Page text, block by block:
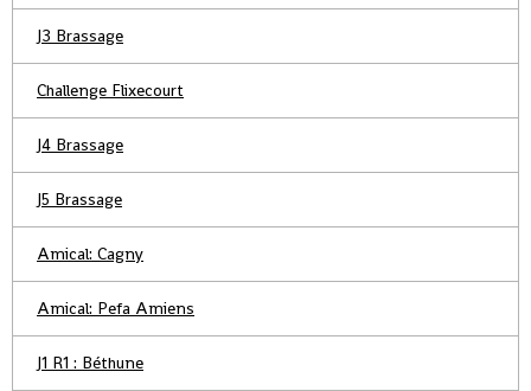
J3 Brassage
Challenge Flixecourt
J4 Brassage
J5 Brassage
Amical: Cagny
Amical: Pefa Amiens
J1 R1 : Béthune